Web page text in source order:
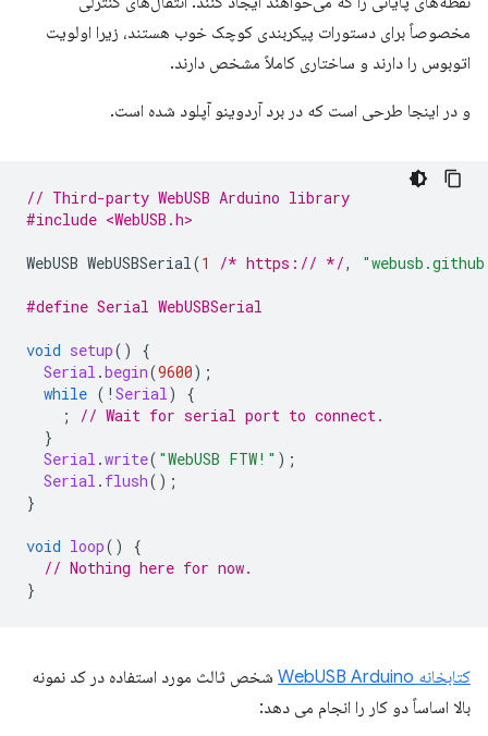
مخصوصاً برای دستورات پیکربندی کوچک خوب هستند، زیرا اولویت
اتوبوس را دارند و ساختاری کاملاً مشخص دارند.
و در اینجا طرحی است که در برد آردوینو آپلود شده است.
// Third-party WebUSB Arduino library
#include <WebUSB.h>
WebUSB WebUSBSerial(1 /* https:// */,
#define Serial WebUSBSerial
void setup()
{
Serial .begin(9600);
while ( ! Serial)
{
;
// Wait for serial port to connect.
}
Serial .write( "WebUSB FTW!" );
Serial . flush();
}
void loop()
{
// Nothing here for now.
}
کتابخانه WebUSB Arduino
شخص ثالث مورد استفاده در کد نمونه
بالا اساساً دو کار را انجام می دهد: